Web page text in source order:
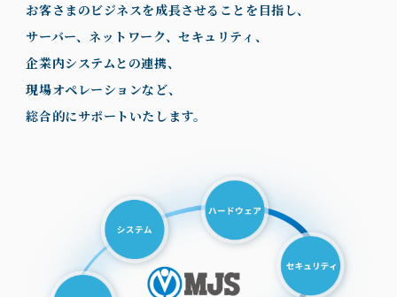
お客さまのビジネスを成長させることを目指し、
サーバー、ネットワーク、セキュリティ、
企業内システムとの連携、
現場オペレーションなど、
総合的にサポートいたします。